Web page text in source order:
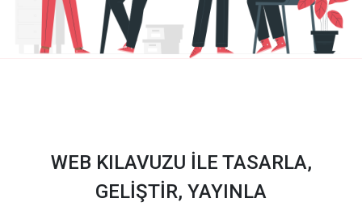
WEB KILAVUZU İLE TASARLA,
GELİŞTİR, YAYINLA